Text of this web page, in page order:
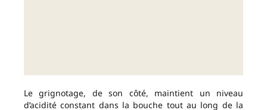
Le grignotage, de son côté, maintient un niveau
d’acidité constant dans la bouche tout au long de la